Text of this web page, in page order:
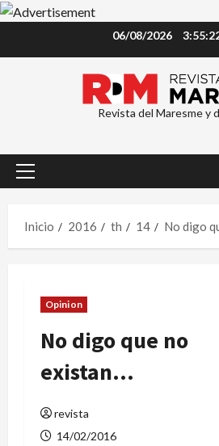
06/08/2026
Revista del Maresme y
Menú
Inicio
2016 th 14 No digo
Opinion
No digo que no
existan…
revista
14/02/2016